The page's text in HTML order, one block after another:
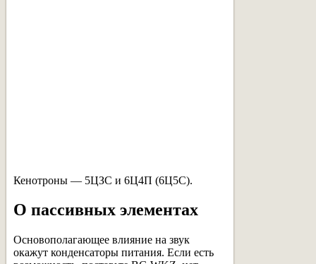
Кенотроны — 5ЦЗС и 6Ц4П (6Ц5С).
О пассивных элементах
Основополагающее влияние на звук
окажут конденсаторы питания. Если есть